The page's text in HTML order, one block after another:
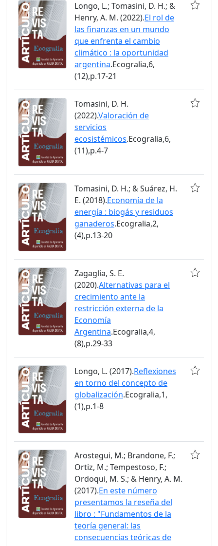
Longo, L.; Tomasini, D. H.; &
Henry, A. M. (2022).El rol de
las finanzas en un mundo
que enfrenta el cambio
climático : la oportunidad
argentina.Ecogralia,6,
(12),p.17-21
Tomasini, D. H.
(2022).Valoración de
servicios
ecosistémicos.Ecogralia,6,
(11),p.4-7
Tomasini, D. H.; & Suárez, H.
E. (2018).Economía de la
energía : biogás y residuos
ganaderos.Ecogralia,2,
(4),p.13-20
Zagaglia, S. E.
(2020).Alternativas para el
crecimiento ante la
restricción externa de la
Economía
Argentina.Ecogralia,4,
(8),p.29-33
Longo, L. (2017).Reflexiones
en torno del concepto de
globalización.Ecogralia,1,
(1),p.1-8
Arostegui, M.; Brandone, F.;
Ortiz, M.; Tempestoso, F.;
Ordoqui, M. S.; & Henry, A. M.
(2017).En este número
presentamos la reseña del
libro : "Fundamentos de la
teoría general: las
consecuencias teóricas de